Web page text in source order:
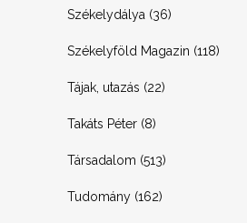
Székelydálya (36)
Székelyföld Magazin (118)
Tájak, utazás (22)
Takáts Péter (8)
Társadalom (513)
Tudomány (162)